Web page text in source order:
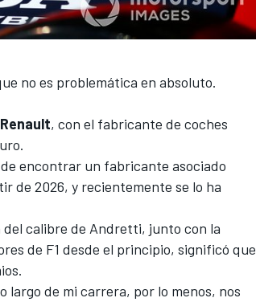
no es problemática en absoluto.
Renault, con el fabricante de coches
encontrar un fabricante asociado
de 2026, y recientemente se lo ha
del calibre de Andretti, junto con la
de F1 desde el principio, significó que
largo de mi carrera, por lo menos, nos